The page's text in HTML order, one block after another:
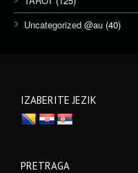
Uncategorized @au (40)
IZABERITE JEZIK
PRETRAGA